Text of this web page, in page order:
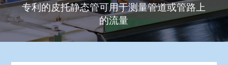
专利的皮托静态管可用于测量管道或管路上
的流量